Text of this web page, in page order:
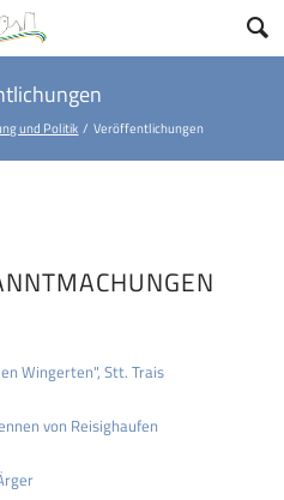
und Politik Veröffentlichungen
Wingerten", Stt. Trais
von Reisighaufen